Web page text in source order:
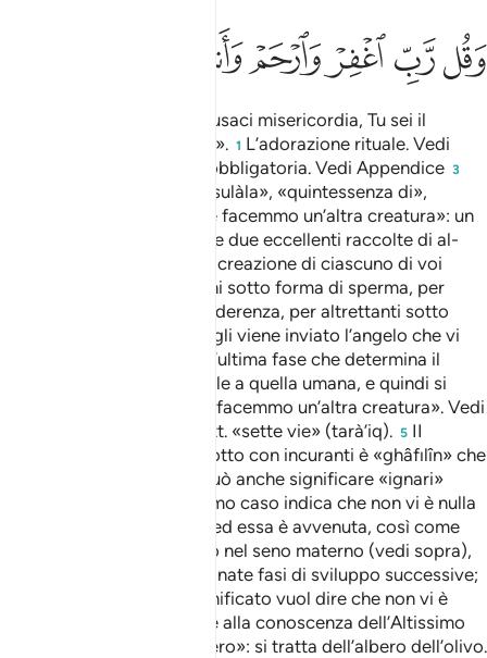
وقل رب اغفر وارحم وانت خير الراحمين ١١٨
وَقُل رَّبِّ ٱغْفِرْ وَٱرْحَمْ وَأَنتَ خَيْرُ ٱلرَّٰحِمِينَ ١١٨
ﳈﳉﳊﳋﳌ
E di’: «Signore, perdona e usaci misericordia, Tu sei il
Migliore dei misericordiosi». 1 L’adorazione rituale. Vedi
L’elemosina obbligatoria. Vedi Appendice 3
«estratto di argilla»: lett. «sulàla», «quintessenza di»,
«ne facemmo un’altra creatura»: un
celebre hadith inserito nelle due eccellenti raccolte di al-
Bukhari e Muslim dice: «La creazione di ciascuno di voi
avviene per quaranta giorni sotto forma di sperma, per
altrettanti sotto forma di aderenza, per altrettanti sotto
forma di embrione, quindi gli viene inviato l’angelo che vi
insuffla lo spirito». È quest’ultima fase che determina il
passaggio dalla vita animale a quella umana, e quindi si
spiega il senso di quel «ne facemmo un’altra creatura». Vedi
nota a xxii, «sette cieli»: lett. «sette vie» (tarà’iq). 5 II
termine che abbiamo tradotto con incuranti è «ghâfılîn» che
come abbiamo già visto può anche significare «ignari»
(vedi nota a XII, 3). Nel primo caso indica che non vi è nulla
di casuale nella creazione ed essa è avvenuta, così come
avviene per l’essere umano nel seno materno (vedi sopra),
in base a precise e determinate fasi di sviluppo successive;
assumendo il secondo significato vuol dire che non vi è
nulla nel creato che sfugge alla conoscenza dell’Altissimo
«quest’albero»: si tratta dell’albero dell’olivo.